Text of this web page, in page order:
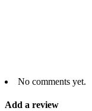
No comments yet.
Add a review